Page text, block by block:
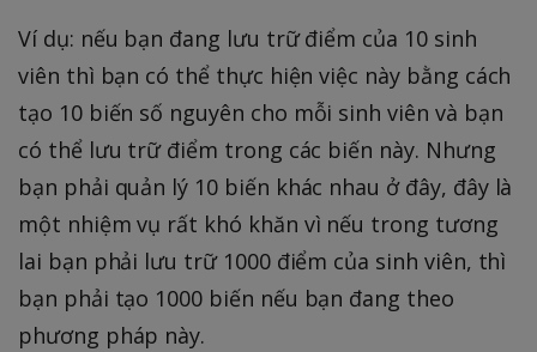
Ví dụ: nếu bạn đang lưu trữ điểm của 10 sinh
viên thì bạn có thể thực hiện việc này bằng cách
tạo 10 biến số nguyên cho mỗi sinh viên và bạn
có thể lưu trữ điểm trong các biến này. Nhưng
bạn phải quản lý 10 biến khác nhau ở đây, đây là
một nhiệm vụ rất khó khăn vì nếu trong tương
lai bạn phải lưu trữ 1000 điểm của sinh viên, thì
bạn phải tạo 1000 biến nếu bạn đang theo
phương pháp này.